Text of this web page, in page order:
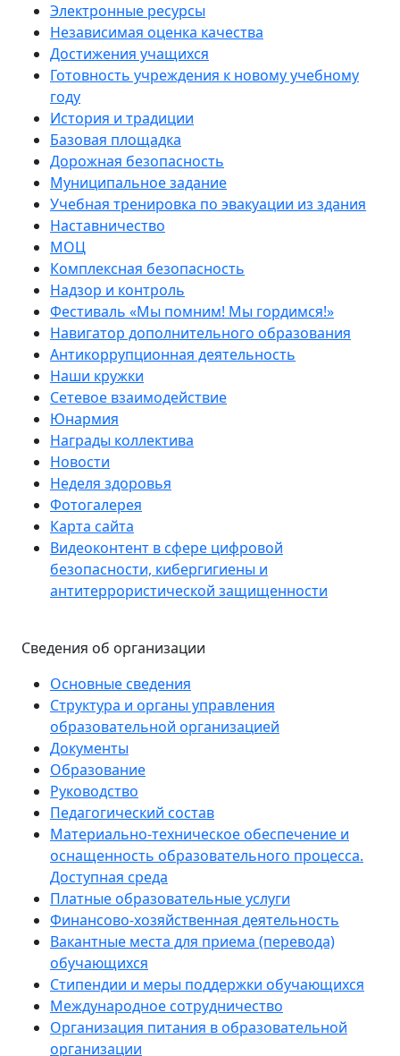
Электронные ресурсы
Независимая оценка качества
Достижения учащихся
Готовность учреждения к новому учебному
году
История и традиции
Базовая площадка
Дорожная безопасность
Муниципальное задание
Учебная тренировка по эвакуации из здания
Наставничество
МОЦ
Комплексная безопасность
Надзор и контроль
Фестиваль «Мы помним! Мы гордимся!»
Навигатор дополнительного образования
Антикоррупционная деятельность
Наши кружки
Сетевое взаимодействие
Юнармия
Награды коллектива
Новости
Неделя здоровья
Фотогалерея
Карта сайта
Видеоконтент в сфере цифровой
безопасности, кибергигиены и
антитеррористической защищенности
Сведения об организации
Основные сведения
Структура и органы управления
образовательной организацией
Документы
Образование
Руководство
Педагогический состав
Материально-техническое обеспечение и
оснащенность образовательного процесса.
Доступная среда
Платные образовательные услуги
Финансово-хозяйственная деятельность
Вакантные места для приема (перевода)
обучающихся
Стипендии и меры поддержки обучающихся
Международное сотрудничество
Организация питания в образовательной
организации